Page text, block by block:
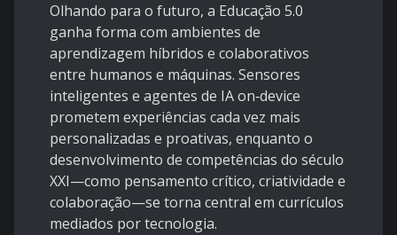
Olhando para o futuro, a Educação 5.0
ganha forma com ambientes de
aprendizagem híbridos e colaborativos
entre humanos e máquinas. Sensores
inteligentes e agentes de IA on‑device
prometem experiências cada vez mais
personalizadas e proativas, enquanto o
desenvolvimento de competências do século
XXI—como pensamento crítico, criatividade e
colaboração—se torna central em currículos
mediados por tecnologia.